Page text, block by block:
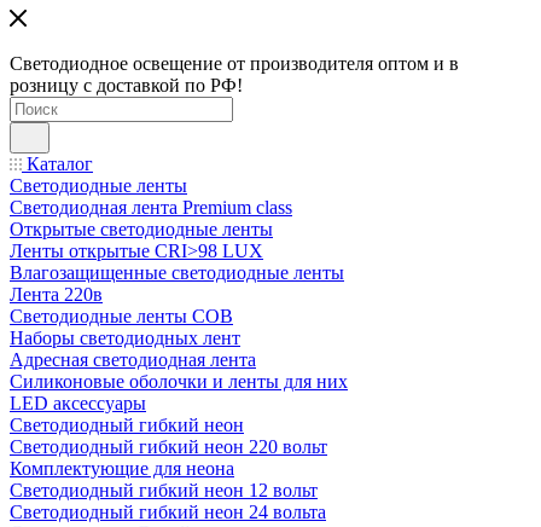
Светодиодное освещение от производителя оптом и в
розницу с доставкой по РФ!
Каталог
Светодиодные ленты
Светодиодная лента Premium class
Открытые светодиодные ленты
Ленты открытые CRI>98 LUX
Влагозащищенные светодиодные ленты
Лента 220в
Светодиодные ленты COB
Наборы светодиодных лент
Адресная светодиодная лента
Силиконовые оболочки и ленты для них
LED аксессуары
Светодиодный гибкий неон
Светодиодный гибкий неон 220 вольт
Комплектующие для неона
Светодиодный гибкий неон 12 вольт
Светодиодный гибкий неон 24 вольта